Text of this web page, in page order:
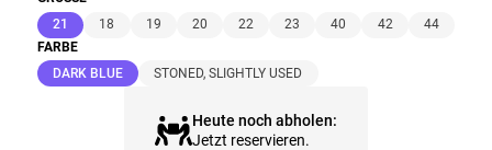
21
(ausgewählt)
18 19 20 22 23 40 42
44
FARBE
DARK BLUE(ausgewählt)
STONED, SLIGHTLY USED
Heute noch abholen:
Jetzt reservieren.